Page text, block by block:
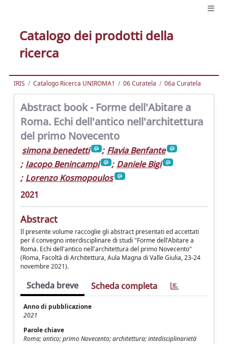
Catalogo dei prodotti della
ricerca
IRIS Catalogo Ricerca UNIROMA1 06 Curatela 06a Curatela
Abstract book - Forme dell'Abitare a
Roma. Echi dell'antico nell'architettura
del primo Novecento
simona benedetti ; Flavia Benfante
; Iacopo Benincampi ; Daniele Bigi
; Lorenzo Kosmopoulos
2021
Abstract
Il presente volume raccoglie gli abstract presentati ed accettati
per il convegno interdisciplinare di studi "Forme dell'Abitare a
Roma. Echi dell'antico nell'architettura del primo Novecento"
(Roma, Facoltà di Architettura, Aula Magna di Valle Giulia, 23-24
novembre 2021).
Scheda breve Scheda completa
Anno di pubblicazione
2021
Parole chiave
Roma; antico; primo Novecento; architettura; intedisciplinarietà